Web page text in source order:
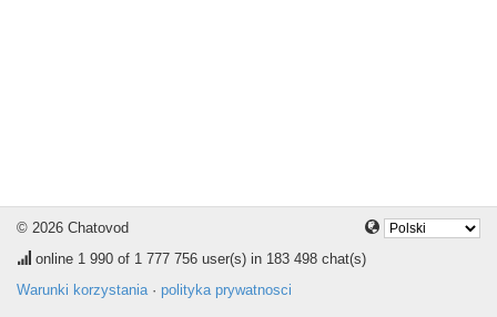
© 2026 Chatovod
online 1 990 of 1 777 756 user(s) in 183 498 chat(s)
Warunki korzystania· polityka prywatnosci